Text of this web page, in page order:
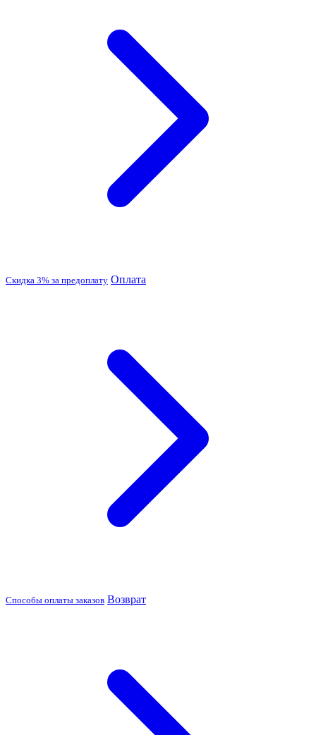
Скидка 3% за предоплату Оплата
Способы оплаты заказов Возврат